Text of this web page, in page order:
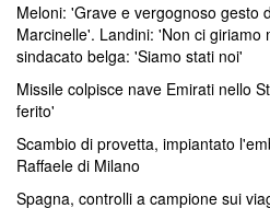
Meloni: 'Grave e vergognoso gesto
Marcinelle'. Landini: 'Non ci giriamo
sindacato belga: 'Siamo stati noi'
Missile colpisce nave Emirati nello
ferito'
Scambio di provetta, impiantato
Raffaele di Milano
Spagna, controlli a campione sui